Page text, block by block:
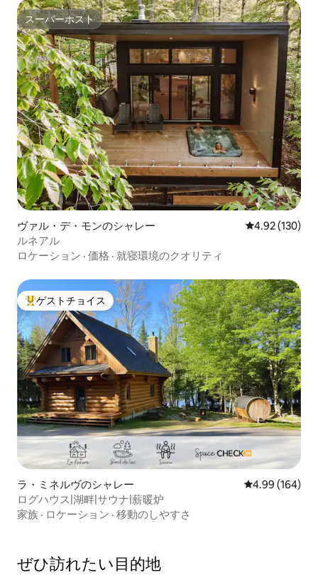
スーパーホスト
スーパーホスト
ヴァル・デ・モンのシャレー レビュー130
4.92 (130)
ルネアル
ロケーション · 価格 · 就寝環境のクオリティ
大好評のゲストチョイスです。
ゲストチョイス
ラ・ミネルヴのシャレー レビュー164
4.99 (164)
ログハウス|湖畔|サウナ|薪暖炉
家族 · ロケーション · 移動のしやすさ
ぜひ訪⁠れ⁠た⁠い目⁠的⁠地